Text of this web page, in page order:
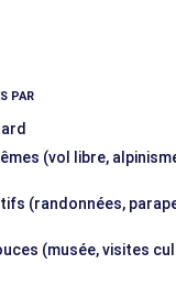
PAR
(vol libre,
(randonnées,
(musée, visites